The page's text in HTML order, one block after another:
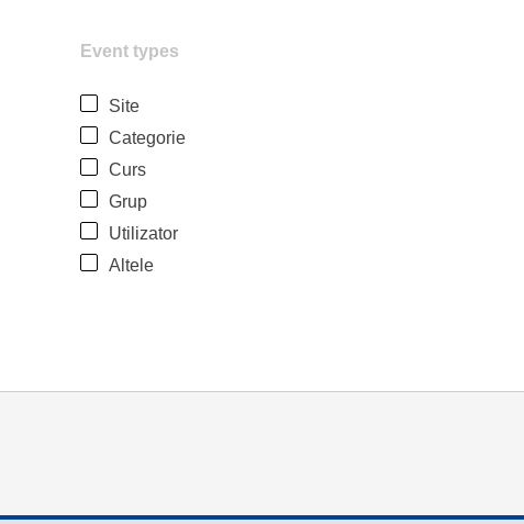
Event types
Site
Categorie
Curs
Grup
Utilizator
Altele